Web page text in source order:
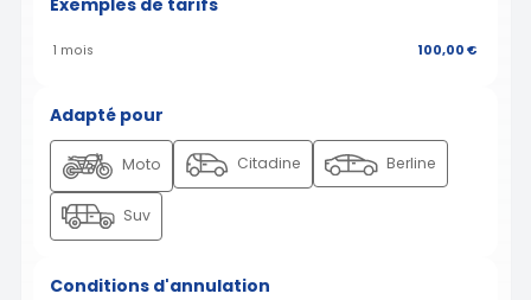
Exemples de tarifs
1 mois 100,00 €
Adapté pour
Moto Citadine Berline
Suv
Conditions d'annulation